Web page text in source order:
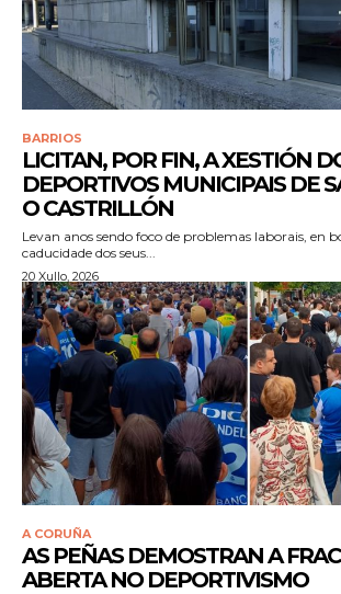
BARRIOS
LICITAN, POR FIN, A XESTIÓN
DEPORTIVOS MUNICIPAIS DE
O CASTRILLÓN
Levan anos sendo foco de problemas laborais, en
caducidade dos seus...
20 Xullo, 2026
A CORUÑA
AS PEÑAS DEMOSTRAN A
ABERTA NO DEPORTIVISMO